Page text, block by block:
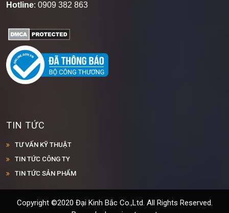
Hotline: 0909 382 863
TIN TỨC
TƯ VẤN KỸ THUẬT
TIN TỨC CÔNG TY
TIN TỨC SẢN PHẨM
Copyright ©2020 Đại Kinh Bắc Co.,Ltd. All Rights Reserved.